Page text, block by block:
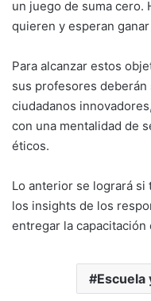
un juego de suma cero.
quieren y esperan
Para alcanzar estos
sus profesores
ciudadanos
con una mentalidad de
éticos.
Lo anterior se logrará si
los insights de los
entregar la capacitación
Escuela